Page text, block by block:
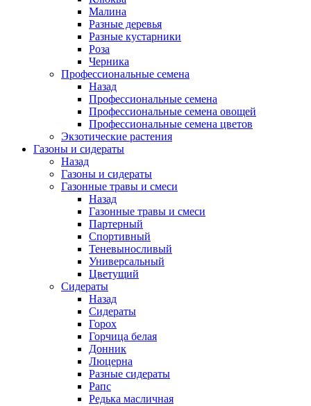
Малина
Разные деревья
Разные кустарники
Роза
Черника
Профессиональные семена
Назад
Профессиональные семена
Профессиональные семена овощей
Профессиональные семена цветов
Экзотические растения
Газоны и сидераты
Назад
Газоны и сидераты
Газонные травы и смеси
Назад
Газонные травы и смеси
Партерный
Спортивный
Теневыносливый
Универсальный
Цветущий
Сидераты
Назад
Сидераты
Горох
Горчица белая
Донник
Люцерна
Разные сидераты
Рапс
Редька масличная